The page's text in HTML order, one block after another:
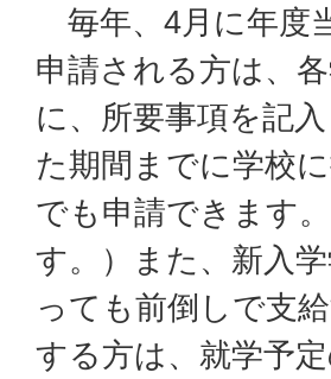
毎年、4月に年度
申請される方は、
に、所要事項を記
た期間までに学校
でも申請できます
す。）また、新入
っても前倒しで支
する方は、就学予